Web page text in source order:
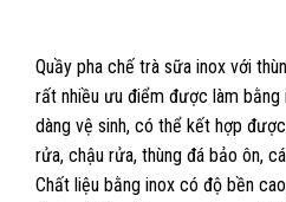
Quầy pha chế trà sữa inox với
rất nhiều ưu điểm được làm bằng
dàng vệ sinh, có thể kết hợp
rửa, chậu rửa, thùng đá bảo ôn,
Chất liệu bằng inox có độ bền